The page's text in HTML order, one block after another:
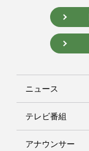
ニュース
テレビ番組
アナウンサー